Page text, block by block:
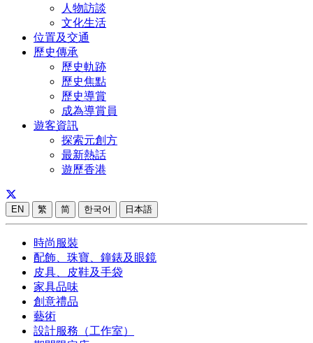
人物訪談
文化生活
位置及交通
歷史傳承
歷史軌跡
歷史焦點
歷史導賞
成為導賞員
遊客資訊
探索元創方
最新熱話
遊歷香港
EN 繁 简 한국어 日本語
時尚服裝
配飾、珠寶、鐘錶及眼鏡
皮具、皮鞋及手袋
家具品味
創意禮品
藝術
設計服務（工作室）